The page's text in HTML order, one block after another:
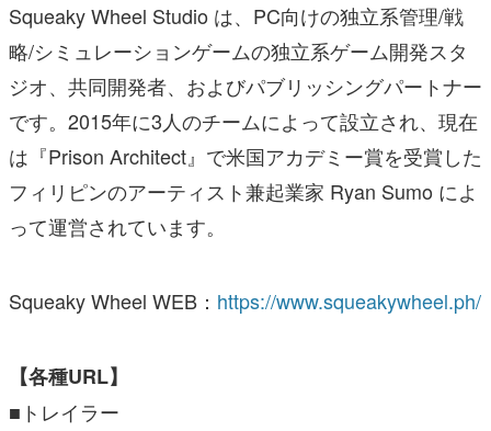
Squeaky Wheel Studio は、PC向けの独立系管理/戦
略/シミュレーションゲームの独立系ゲーム開発スタ
ジオ、共同開発者、およびパブリッシングパートナー
です。2015年に3人のチームによって設立され、現在
は『Prison Architect』で米国アカデミー賞を受賞した
フィリピンのアーティスト兼起業家 Ryan Sumo によ
って運営されています。
Squeaky Wheel WEB： https://www.squeakywheel.ph/
【各種URL】
■トレイラー